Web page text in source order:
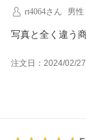
rt4064さん
男性
写真と全く違う
注文日：2024/02/27